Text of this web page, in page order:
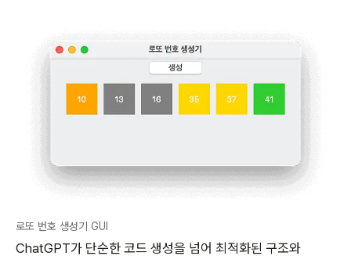
로또 번호 생성기 GUI
ChatGPT가 단순한 코드 생성을 넘어 최적화된 구조와